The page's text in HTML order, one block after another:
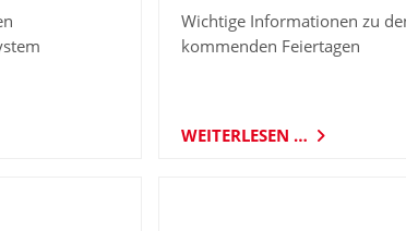
Wichtige Informationen zu
kommenden Feiertagen
WEITERLESEN …